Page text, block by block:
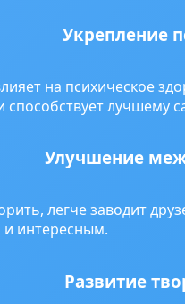
Укрепление
на психическое
способствует лучшему
Улучшение
легче заводит
интересным.
Развитие